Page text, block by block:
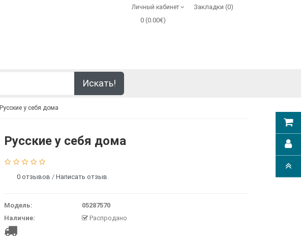
Личный кабинет Закладки (0)
0 (0.00€)
Искать!
Русские у себя дома
Русские у себя дома
0 отзывов /Написать отзыв
Модель:
05287570
Наличие:
Распродано